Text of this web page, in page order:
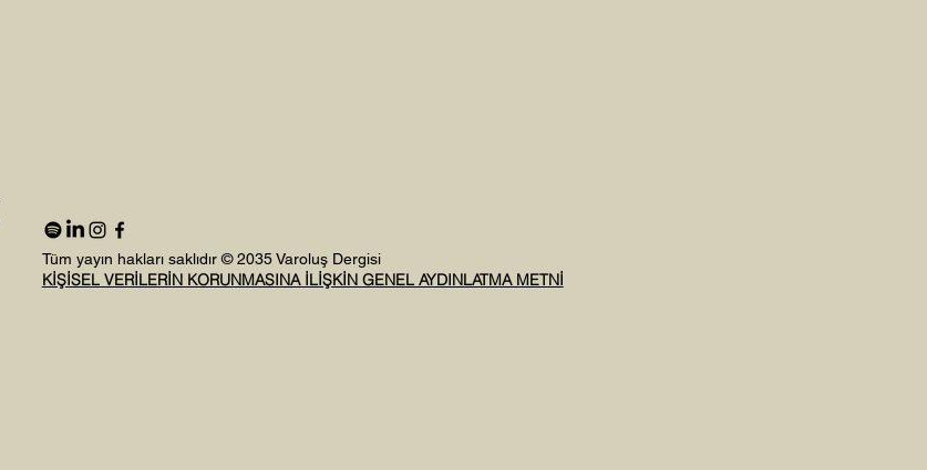
Tüm yayın hakları saklıdır © 2035 Varoluş Dergisi
KİŞİSEL VERİLERİN KORUNMASINA İLİŞKİN GENEL AYDINLATMA METNİ